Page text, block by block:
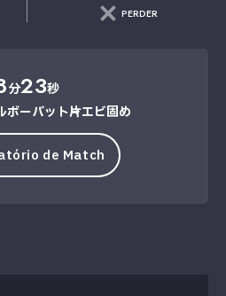
PERDER
分23秒
ーバット→片エビ固め
de Match